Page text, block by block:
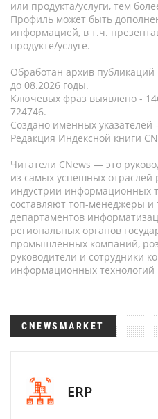
или продукта/услуги, тем
Профиль может быть
информацией, в т.ч.
продукте/услуге.
Обработан архив
до 08.2026 годы.
Ключевых фраз выявлено -
724746.
Создано именных указателей
Редакция Индексной книги
Читатели CNews — это
из самых успешных отраслей
индустрии информационных
составляют топ-менеджеры и
департаментов
региональных органов
промышленных компаний,
руководители и сотрудники
информационных технологий
CNEWSMARKET
ERP